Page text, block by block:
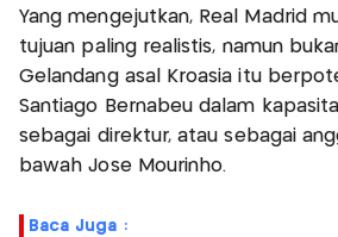
Yang mengejutkan, Real Madrid
tujuan paling realistis, namun
Gelandang asal Kroasia itu
Santiago Bernabeu dalam
sebagai direktur, atau sebagai
bawah Jose Mourinho.
Baca Juga :